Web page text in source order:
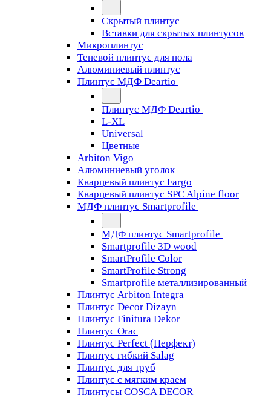
Скрытый плинтус
Вставки для скрытых плинтусов
Микроплинтус
Теневой плинтус для пола
Алюминиевый плинтус
Плинтус МДФ Deartio
Плинтус МДФ Deartio
L-XL
Universal
Цветные
Arbiton Vigo
Алюминиевый уголок
Кварцевый плинтус Fargo
Кварцевый плинтус SPC Alpine floor
МДФ плинтус Smartprofile
МДФ плинтус Smartprofile
Smartprofile 3D wood
SmartProfile Color
SmartProfile Strong
Smartprofile металлизированный
Плинтус Arbiton Integra
Плинтус Decor Dizayn
Плинтус Finitura Dekor
Плинтус Orac
Плинтус Perfect (Перфект)
Плинтус гибкий Salag
Плинтус для труб
Плинтус с мягким краем
Плинтусы COSCA DECOR